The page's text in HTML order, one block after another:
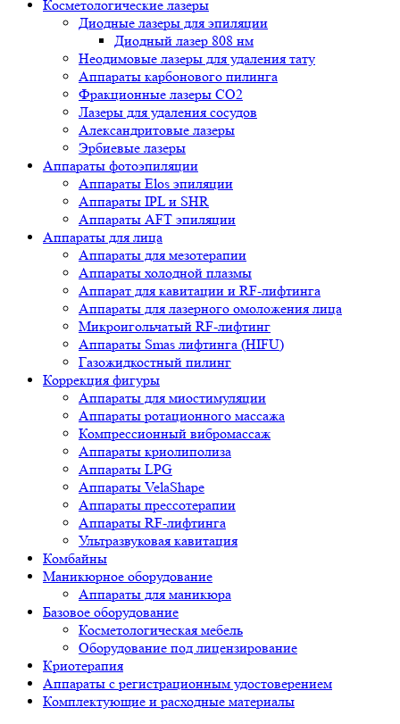
Косметологические лазеры
Диодные лазеры для эпиляции
Диодный лазер 808 нм
Неодимовые лазеры для удаления тату
Аппараты карбонового пилинга
Фракционные лазеры CO2
Лазеры для удаления сосудов
Александритовые лазеры
Эрбиевые лазеры
Аппараты фотоэпиляции
Аппараты Elos эпиляции
Аппараты IPL и SHR
Аппараты AFT эпиляции
Аппараты для лица
Аппараты для мезотерапии
Аппараты холодной плазмы
Аппарат для кавитации и RF-лифтинга
Аппараты для лазерного омоложения лица
Микроигольчатый RF-лифтинг
Аппараты Smas лифтинга (HIFU)
Газожидкостный пилинг
Коррекция фигуры
Аппараты для миостимуляции
Аппараты ротационного массажа
Компрессионный вибромассаж
Аппараты криолиполиза
Аппараты LPG
Аппараты VelaShape
Аппараты прессотерапии
Аппараты RF-лифтинга
Ультразвуковая кавитация
Комбайны
Маникюрное оборудование
Аппараты для маникюра
Базовое оборудование
Косметологическая мебель
Оборудование под лицензирование
Криотерапия
Аппараты c регистрационным удостоверением
Комплектующие и расходные материалы